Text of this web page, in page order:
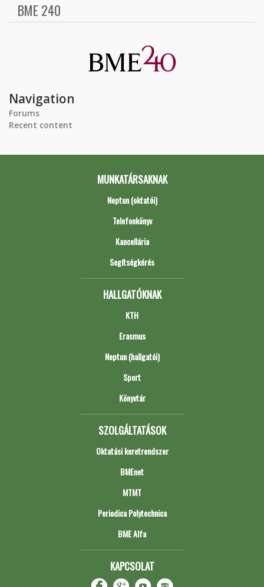
BME 240
Navigation
Forums
Recent content
MUNKATÁRSAKNAK
Neptun (oktatói)
Telefonkönyv
Kancellária
Segítségkérés
HALLGATÓKNAK
KTH
Erasmus
Neptun (hallgatói)
Sport
Könyvtár
SZOLGÁLTATÁSOK
Oktatási keretrendszer
BMEnet
MTMT
Periodica Polytechnica
BME Alfa
KAPCSOLAT